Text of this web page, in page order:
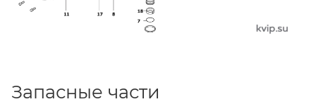
Запасные части